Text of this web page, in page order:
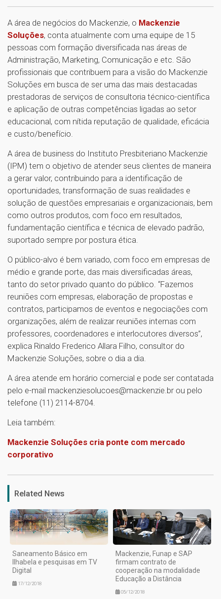
A área de negócios do Mackenzie, o Mackenzie
Soluções, conta atualmente com uma equipe de 15
pessoas com formação diversificada nas áreas de
Administração, Marketing, Comunicação e etc. São
profissionais que contribuem para a visão do Mackenzie
Soluções em busca de ser uma das mais destacadas
prestadoras de serviços de consultoria técnico-científica
e aplicação de outras competências ligadas ao setor
educacional, com nítida reputação de qualidade, eficácia
e custo/benefício.
A área de business do Instituto Presbiteriano Mackenzie
(IPM) tem o objetivo de atender seus clientes de maneira
a gerar valor, contribuindo para a identificação de
oportunidades, transformação de suas realidades e
solução de questões empresariais e organizacionais, bem
como outros produtos, com foco em resultados,
fundamentação científica e técnica de elevado padrão,
suportado sempre por postura ética.
O público-alvo é bem variado, com foco em empresas de
médio e grande porte, das mais diversificadas áreas,
tanto do setor privado quanto do público. “Fazemos
reuniões com empresas, elaboração de propostas e
contratos, participamos de eventos e negociações com
organizações, além de realizar reuniões internas com
professores, coordenadores e interlocutores diversos”,
explica Rinaldo Frederico Allara Filho, consultor do
Mackenzie Soluções, sobre o dia a dia.
A área atende em horário comercial e pode ser contatada
pelo e-mail mackenziesolucoes@mackenzie.br ou pelo
telefone (11) 2114-8704.
Leia também:
Mackenzie Soluções cria ponte com mercado
corporativo
Related News
Saneamento Básico em
Ilhabela e pesquisas em TV
Digital
17/12/2018
Mackenzie, Funap e SAP
firmam contrato de
cooperação na modalidade
Educação a Distância
05/12/2018